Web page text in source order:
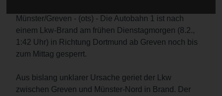
Münster/Greven - (ots) - Die Autobahn 1 ist nach
einem Lkw-Brand am frühen Dienstagmorgen (8.2.,
1:42 Uhr) in Richtung Dortmund ab Greven noch bis
zum Mittag gesperrt.
Aus bislang unklarer Ursache geriet der Lkw
zwischen Greven und Münster-Nord in Brand. Der